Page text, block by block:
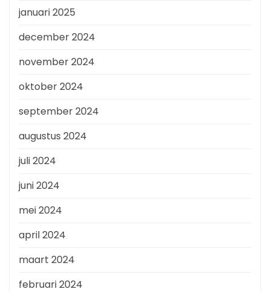
januari 2025
december 2024
november 2024
oktober 2024
september 2024
augustus 2024
juli 2024
juni 2024
mei 2024
april 2024
maart 2024
februari 2024